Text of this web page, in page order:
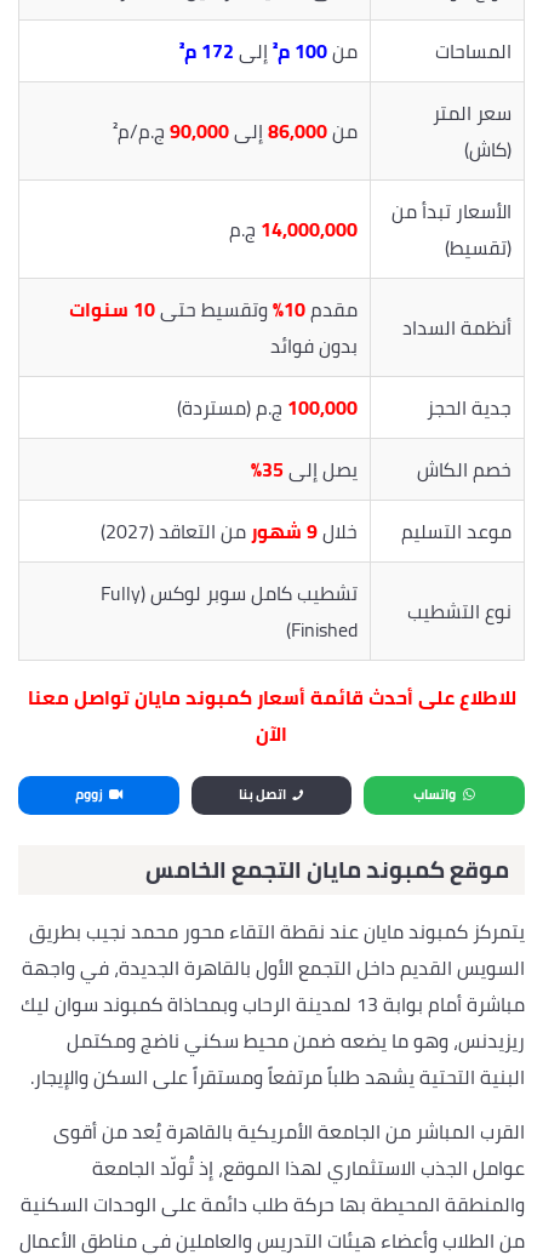
المساحات
من100 م² إلى172 م²
سعر المتر
(كاش)
من86,000إلى90,000ج.م/م²
الأسعار تبدأ من
(تقسيط)
14,000,000 ج.م
أنظمة السداد مقدم10% وتقسيط حتى10 سنوات
بدون فوائد
جدية الحجز
100,000 ج.م (مستردة)
خصم الكاش
يصل إلى35%
موعد التسليم
خلال9 شهور من التعاقد (2027)
نوع التشطيب
تشطيب كامل سوبر لوكس (Fully
Finished)
للاطلاع على أحدث قائمة أسعار كمبوند مايان تواصل معنا
الآن
واتساب اتصل بنا زووم
موقع كمبوند مايان التجمع الخامس
يتمركز كمبوند مايان عند نقطة التقاء محور محمد نجيب بطريق
السويس القديم داخل التجمع الأول بالقاهرة الجديدة، في واجهة
مباشرة أمام بوابة 13 لمدينة الرحاب وبمحاذاة كمبوند سوان ليك
ريزيدنس، وهو ما يضعه ضمن محيط سكني ناضج ومكتمل
البنية التحتية يشهد طلباً مرتفعاً ومستقراً على السكن والإيجار.
القرب المباشر من الجامعة الأمريكية بالقاهرة يُعد من أقوى
عوامل الجذب الاستثماري لهذا الموقع، إذ تُولّد الجامعة
والمنطقة المحيطة بها حركة طلب دائمة على الوحدات السكنية
من الطلاب وأعضاء هيئات التدريس والعاملين في مناطق الأعمال